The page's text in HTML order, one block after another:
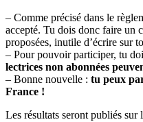
– Comme précisé dans le
accepté. Tu dois donc faire un
proposées, inutile d’écrire sur
– Pour pouvoir participer, tu
lectrices non abonnées
– Bonne nouvelle : tu peux
France !
Les résultats seront publiés sur